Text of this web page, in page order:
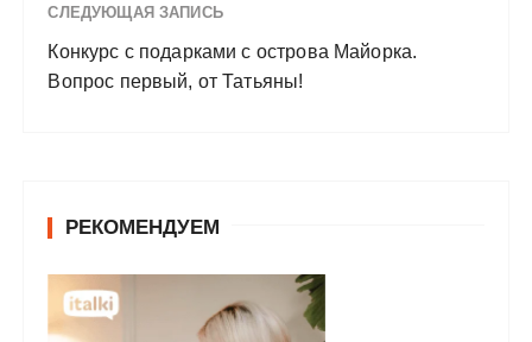
СЛЕДУЮЩАЯ ЗАПИСЬ
Конкурс с подарками с острова Майорка.
Вопрос первый, от Татьяны!
РЕКОМЕНДУЕМ